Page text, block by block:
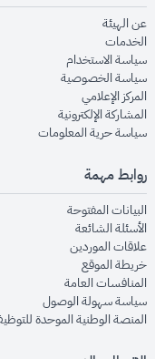
عن الهيئةin new window
الخدماتin new window
سياسة الاستخدام
سياسة الخصوصيةwindow
المركز الإعلاميin new window
المشاركة الإلكترونيةwindow
سياسة حرية المعلومات
روابط مهمة
البيانات المفتوحةwindow
الأسئلة الشائعةnew window
علاقات الموردينnew window
خريطة الموقعin new window
المنافسات العامةwindow
سياسة سهولة الوصول
المنصة الوطنية الموحدة